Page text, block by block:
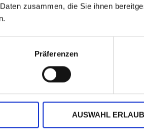
zusammen, die Sie ihnen
Präferenzen
AUSWAHL